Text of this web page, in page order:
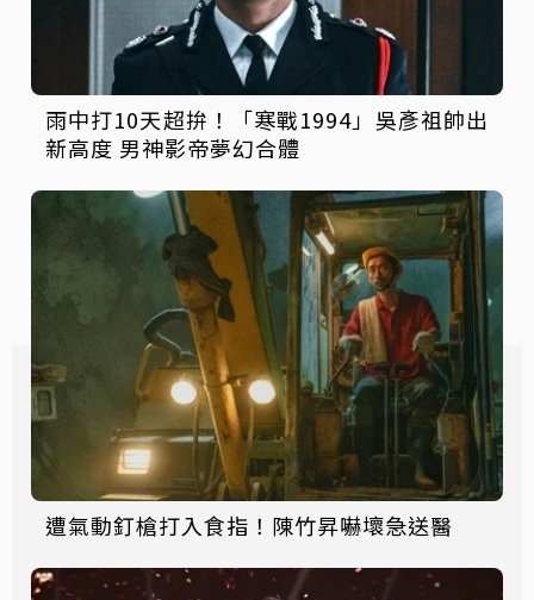
雨中打10天超拚！「寒戰1994」吳彥祖帥出
新高度 男神影帝夢幻合體
遭氣動釘槍打入食指！陳竹昇嚇壞急送醫